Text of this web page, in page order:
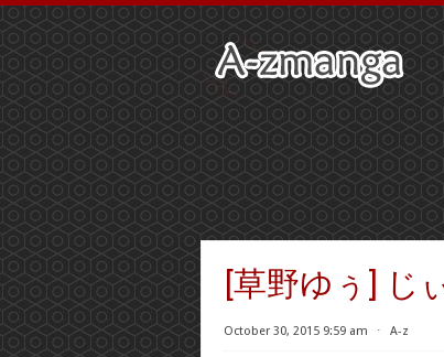
[草野ゆぅ] じ
October 30, 2015 9:59 am ⋅ A-z